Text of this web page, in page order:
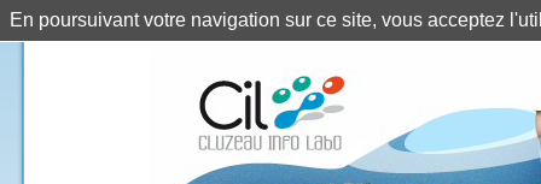
En poursuivant votre navigation sur ce site, vous acceptez